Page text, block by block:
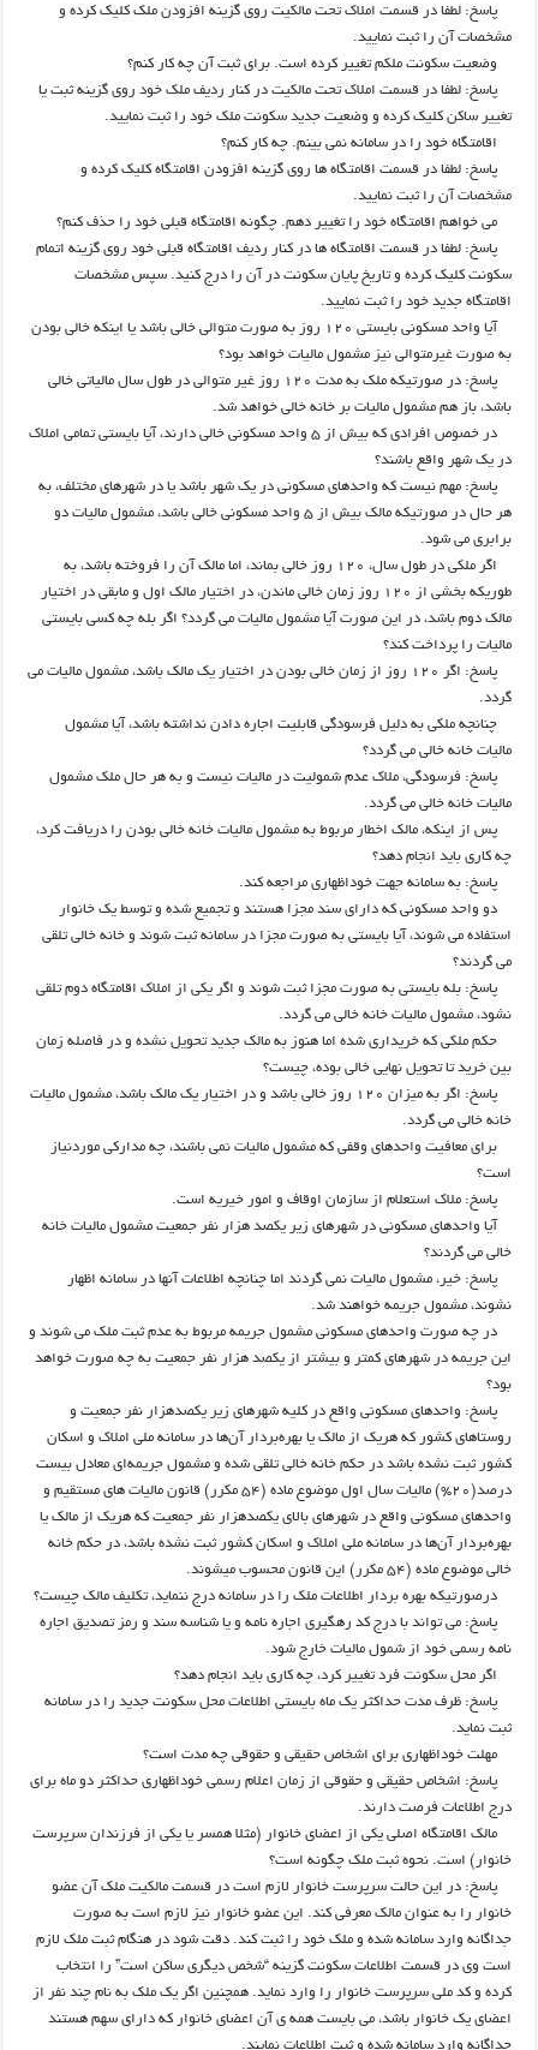
پاسخ: لطفا در قسمت املاک تحت مالکیت روی گزینه افزودن ملک کلیک کرده و
مشخصات آن را ثبت نمایید.
وضعیت سکونت ملکم تغییر کرده است. برای ثبت آن چه کار کنم؟
پاسخ: لطفا در قسمت املاک تحت مالکیت در کنار ردیف ملک خود روی گزینه ثبت یا
تغییر ساکن کلیک کرده و وضعیت جدید سکونت ملک خود را ثبت نمایید.
اقامتگاه خود را در سامانه نمی بینم. چه کار کنم؟
پاسخ: لطفا در قسمت اقامتگاه ها روی گزینه افزودن اقامتگاه کلیک کرده و
مشخصات آن را ثبت نمایید.
می خواهم اقامتگاه خود را تغییر دهم. چگونه اقامتگاه قبلی خود را حذف کنم؟
پاسخ: لطفا در قسمت اقامتگاه ها در کنار ردیف اقامتگاه قبلی خود روی گزینه اتمام
سکونت کلیک کرده و تاریخ پایان سکونت در آن را درج کنید. سپس مشخصات
اقامتگاه جدید خود را ثبت نمایید.
آیا واحد مسکونی بایستی ۱۲۰ روز به صورت متوالی خالی باشد یا اینکه خالی بودن
به صورت غیرمتوالی نیز مشمول مالیات خواهد بود؟
پاسخ: در صورتیکه ملک به مدت ۱۲۰ روز غیر متوالی در طول سال مالیاتی خالی
باشد، باز هم مشمول مالیات بر خانه خالی خواهد شد.
در خصوص افرادی که بیش از ۵ واحد مسکونی خالی دارند، آیا بایستی تمامی املاک
در یک شهر واقع باشند؟
پاسخ: مهم نیست که واحدهای مسکونی در یک شهر باشد یا در شهرهای مختلف، به
هر حال در صورتیکه مالک بیش از ۵ واحد مسکونی خالی باشد، مشمول مالیات دو
برابری می شود.
اگر ملکی در طول سال، ۱۲۰ روز خالی بماند، اما مالک آن را فروخته باشد، به
طوریکه بخشی از ۱۲۰ روز زمان خالی ماندن، در اختیار مالک اول و مابقی در اختیار
مالک دوم باشد، در این صورت آیا مشمول مالیات می گردد؟ اگر بله چه کسی بایستی
مالیات را پرداخت کند؟
پاسخ: اگر ۱۲۰ روز از زمان خالی بودن در اختیار یک مالک باشد، مشمول مالیات می
گردد.
چنانچه ملکی به دلیل فرسودگی قابلیت اجاره دادن نداشته باشد، آیا مشمول
مالیات خانه خالی می گردد؟
پاسخ: فرسودگی، ملاک عدم شمولیت در مالیات نیست و به هر حال ملک مشمول
مالیات خانه خالی می گردد.
پس از اینکه، مالک اخطار مربوط به مشمول مالیات خانه خالی بودن را دریافت کرد،
چه کاری باید انجام دهد؟
پاسخ: به سامانه جهت خوداظهاری مراجعه کند.
دو واحد مسکونی که دارای سند مجزا هستند و تجمیع شده و توسط یک خانوار
استفاده می‌ شوند، آیا بایستی به صورت مجزا در سامانه ثبت شوند و خانه خالی تلقی
می گردند؟
پاسخ: بله بایستی به صورت مجزا ثبت شوند و اگر یکی از املاک اقامتگاه دوم تلقی
نشود، مشمول مالیات خانه خالی می گردد.
حکم ملکی که خریداری شده اما هنوز به مالک جدید تحویل نشده و در فاصله زمان
بین خرید تا تحویل نهایی خالی بوده، چیست؟
پاسخ: اگر به میزان ۱۲۰ روز خالی باشد و در اختیار یک مالک باشد، مشمول مالیات
خانه خالی می گردد.
برای معافیت واحدهای وقفی که مشمول مالیات نمی باشند، چه مدارکی موردنیاز
است؟
پاسخ: ملاک استعلام از سازمان اوقاف و امور خیریه است.
آیا واحدهای مسکونی در شهرهای زیر یکصد هزار نفر جمعیت مشمول مالیات خانه
خالی می گردند؟
پاسخ: خیر، مشمول مالیات نمی گردند اما چنانچه اطلاعات آنها در سامانه اظهار
نشوند، مشمول جریمه خواهند شد.
در چه صورت واحدهای مسکونی مشمول جریمه مربوط به عدم ثبت ملک می شوند و
این جریمه در شهرهای کمتر و بیشتر از یکصد هزار نفر جمعیت به چه صورت خواهد
بود؟
پاسخ: واحدهای مسکونی واقع در کلیه شهرهای زیر یکصدهزار نفر جمعیت و
روستاهای کشور که هریک از مالک یا بهره‌بردار آن‌ها در سامانه ملی املاک و اسکان
کشور ثبت نشده باشد در حکم خانه‌ خالی تلقی شده و مشمول جریمه‌ای معادل بیست
درصد(۲۰%) مالیات سال اول موضوع ماده (۵۴ مکرر) قانون مالیات های مستقیم و
واحدهای مسکونی واقع در شهرهای بالای یکصدهزار نفر جمعیت که هریک از مالک یا
بهره‌بردار آن‌ها در سامانه ملی املاک و اسکان کشور ثبت نشده باشد، در حکم خانه
خالی موضوع ماده (۵۴ مکرر) این قانون محسوب میشوند.
درصورتیکه بهره بردار اطلاعات ملک را در سامانه درج ننماید، تکلیف مالک چیست؟
پاسخ: می تواند با درج کد رهگیری اجاره نامه و یا شناسه سند و رمز تصدیق اجاره
نامه رسمی خود از شمول مالیات خارج شود.
اگر محل سکونت فرد تغییر کرد، چه کاری باید انجام دهد؟
پاسخ: ظرف مدت حداکثر یک ماه بایستی اطلاعات محل سکونت جدید را در سامانه
ثبت نماید.
مهلت خوداظهاری برای اشخاص حقیقی و حقوقی چه مدت است؟
پاسخ: اشخاص حقیقی و حقوقی از زمان اعلام رسمی خوداظهاری حداکثر دو ماه برای
درج اطلاعات فرصت دارند.
مالک اقامتگاه اصلی یکی از اعضای خانوار (مثلا همسر یا یکی از فرزندان سرپرست
خانوار) است. نحوه ثبت ملک چگونه است؟
پاسخ: در این حالت سرپرست خانوار لازم است در قسمت مالکیت ملک آن عضو
خانوار را به عنوان مالک معرفی کند. این عضو خانوار نیز لازم است به صورت
جداگانه وارد سامانه شده و ملک خود را ثبت کند. دقت شود در هنگام ثبت ملک لازم
است وی در قسمت اطلاعات سکونت گزینه “شخص دیگری ساکن است” را انتخاب
کرده و کد ملی سرپرست خانوار را وارد نماید. همچنین اگر یک ملک به نام چند نفر از
اعضای یک خانوار باشد، می بایست همه ی آن اعضای خانوار که دارای سهم هستند
جداگانه وارد سامانه شده و ثبت اطلاعات نمایند.